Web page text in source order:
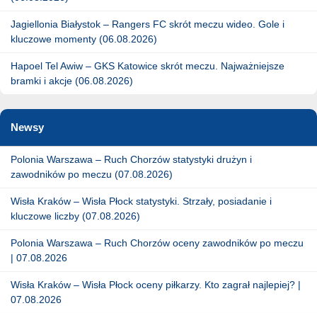
Jagiellonia Białystok – Rangers FC skrót meczu wideo. Gole i
kluczowe momenty (06.08.2026)
Hapoel Tel Awiw – GKS Katowice skrót meczu. Najważniejsze
bramki i akcje (06.08.2026)
Newsy
Polonia Warszawa – Ruch Chorzów statystyki drużyn i
zawodników po meczu (07.08.2026)
Wisła Kraków – Wisła Płock statystyki. Strzały, posiadanie i
kluczowe liczby (07.08.2026)
Polonia Warszawa – Ruch Chorzów oceny zawodników po meczu
| 07.08.2026
Wisła Kraków – Wisła Płock oceny piłkarzy. Kto zagrał najlepiej? |
07.08.2026